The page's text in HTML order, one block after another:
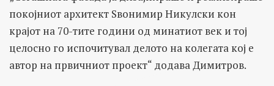
покојниот архитект Ѕвонимир Никулски кон
крајот на 70-тите години од минатиот век и тој
целосно го испочитувал делото на колегата кој е
автор на првичниот проект“ додава Димитров.